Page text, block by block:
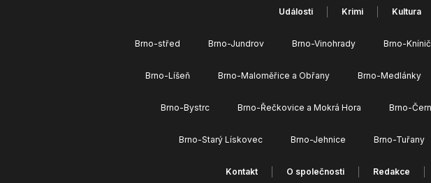
Události Krimi Kultura
Brno-střed Brno-Jundrov Brno-Vinohrady Brno-
Brno-Líšeň Brno-Maloměřice a Obřany Brno-Medlánky
Brno-Bystrc Brno-Řečkovice a Mokrá Hora Brno-
Brno-Starý Lískovec Brno-Jehnice Brno-Tuřany
Kontakt O společnosti Redakce